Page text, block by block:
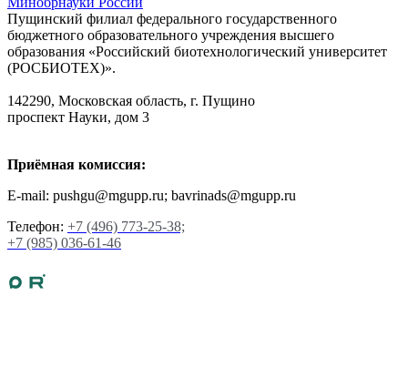
Пущинский филиал федерального государственного
бюджетного образовательного учреждения высшего
образования «Российский биотехнологический университет
(РОСБИОТЕХ)».
142290, Московская область, г. Пущино
проспект Науки, дом 3
Приёмная комиссия:
E-mail: pushgu@mgupp.ru; bavrinads@mgupp.ru
Телефон: +7 (496) 773-25-38;
+7 (985) 036-61-46